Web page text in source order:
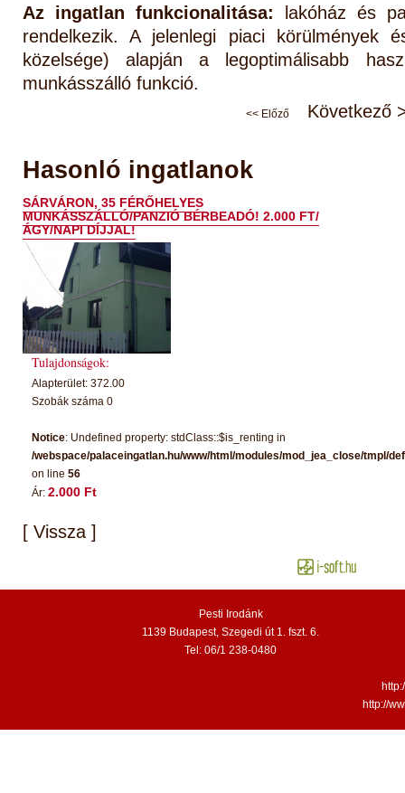
Az ingatlan funkcionalitása: lakóház és
rendelkezik. A jelenlegi piaci körülmények
közelsége) alapján a legoptimálisabb
munkásszálló funkció.
<< Előző Következő
Hasonló ingatlanok
SÁRVÁRON, 35 FÉRŐHELYES
MUNKÁSSZÁLLÓ/PANZIÓ BÉRBEADÓ! 2.000 FT/
ÁGY/NAPI DÍJJAL!
Tulajdonságok:
Alapterület: 372.00
Szobák száma 0
Notice: Undefined property: stdClass::$is_renting in
/webspace/palaceingatlan.hu/www/html/modules/mod_jea_close/tmpl/
on line 56
Ár: 2.000 Ft
[ Vissza ]
Pesti Irodánk
1139 Budapest, Szegedi út 1. fszt. 6.
Tel: 06/1 238-0480
http://